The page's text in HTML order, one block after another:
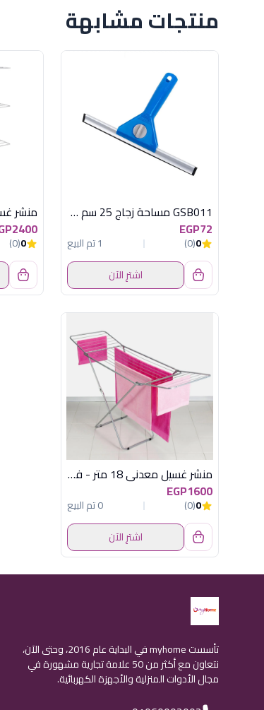
منتجات مشابهة
GSB011 مساحة زجاج 25 سم كلينر
EGP72
0
(0)
1 تم البيع
اشترِ الآن
0
(0)
منشر غسيل معدني 18 متر - فولكانو - ميتالتكس
EGP1600
0
(0)
0 تم البيع
اشترِ الآن
تأسست myhome في البداية عام 2016، وحتى الآن،
نتعاون مع أكثر من 50 علامة تجارية مشهورة في
مجال الأدوات المنزلية والأجهزة الكهربائية.